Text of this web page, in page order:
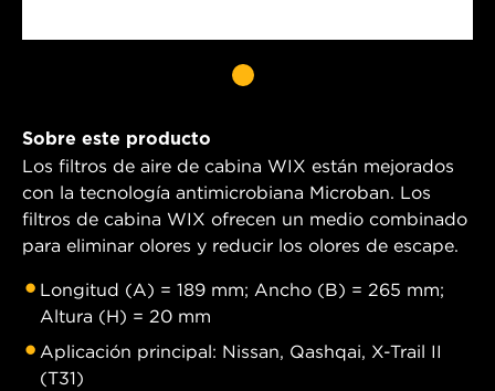
Sobre este producto
Los filtros de aire de cabina WIX están mejorados
con la tecnología antimicrobiana Microban. Los
filtros de cabina WIX ofrecen un medio combinado
para eliminar olores y reducir los olores de escape.
Longitud (A) = 189 mm; Ancho (B) = 265 mm;
Altura (H) = 20 mm
Aplicación principal: Nissan, Qashqai, X-Trail II
(T31)